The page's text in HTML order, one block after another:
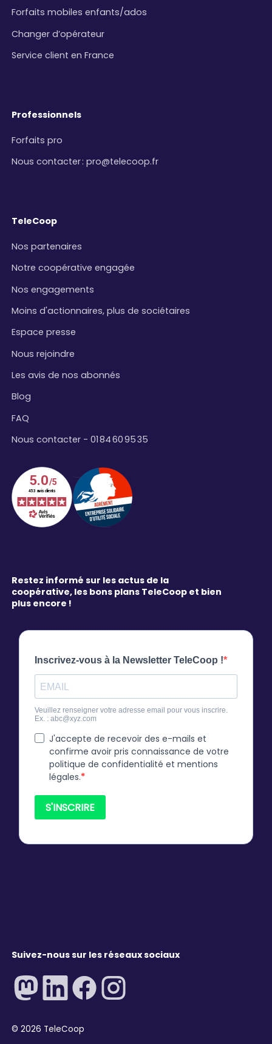
Forfaits mobiles enfants/ados
Changer d’opérateur
Service client en France
Professionnels
Forfaits pro
Nous contacter:pro@telecoop.fr
TeleCoop
Nos partenaires
Notre coopérative engagée
Nos engagements
Moins d'actionnaires, plus de sociétaires
Espace presse
Nous rejoindre
Les avis de nos abonnés
Blog
FAQ
Nous contacter - 01 84 60 95 35
Restez informé sur les actus de la
coopérative, les bons plans TeleCoop et bien
plus encore !
Suivez-nous sur les réseaux sociaux
©2026 TeleCoop